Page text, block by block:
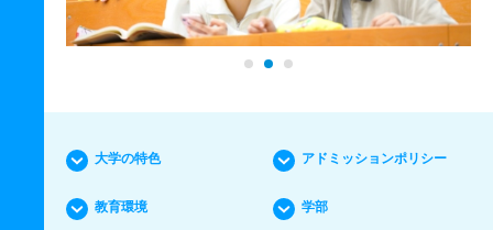
大学の特色 アドミッションポリシー
教育環境 学部